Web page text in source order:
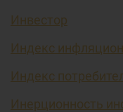
Инвестор
Индекс
Индекс
Инерционность